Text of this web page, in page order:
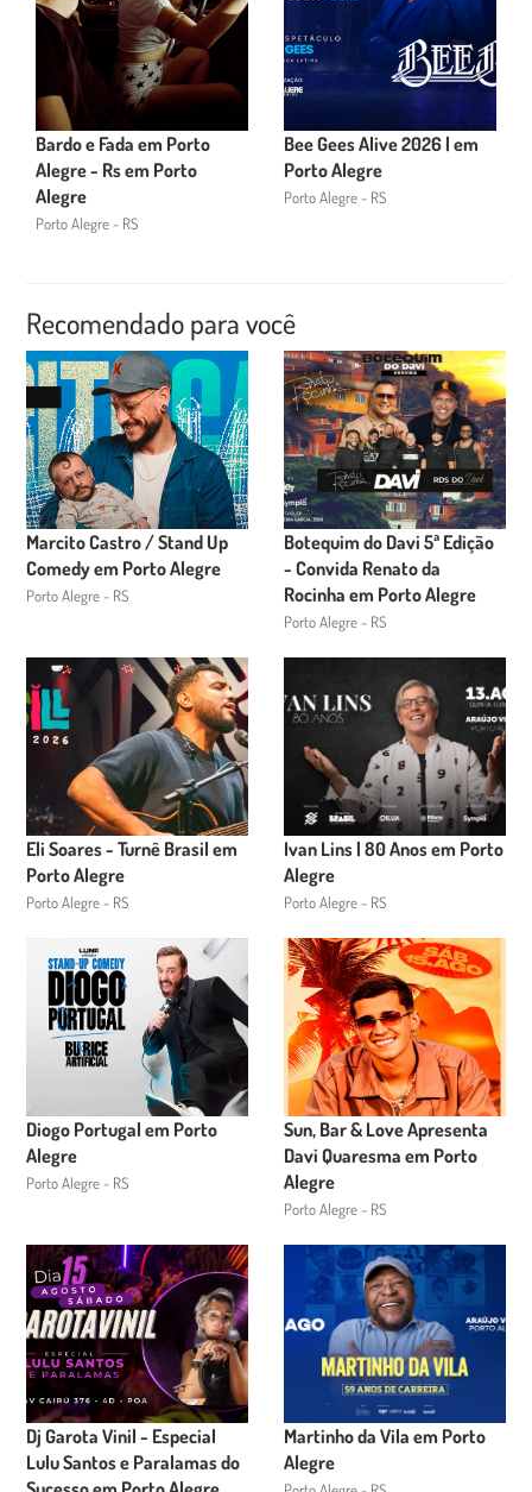
Bardo e Fada em Porto
Alegre - Rs em Porto
Alegre
Porto Alegre - RS
Bee Gees Alive 2026 | em
Porto Alegre
Porto Alegre - RS
Recomendado para você
Marcito Castro / Stand Up
Comedy em Porto Alegre
Porto Alegre - RS
Botequim do Davi 5ª Edição
- Convida Renato da
Rocinha em Porto Alegre
Porto Alegre - RS
Eli Soares - Turnê Brasil em
Porto Alegre
Porto Alegre - RS
Ivan Lins | 80 Anos em Porto
Alegre
Porto Alegre - RS
Diogo Portugal em Porto
Alegre
Porto Alegre - RS
Sun, Bar & Love Apresenta
Davi Quaresma em Porto
Alegre
Porto Alegre - RS
Dj Garota Vinil - Especial
Lulu Santos e Paralamas do
Martinho da Vila em Porto
Alegre